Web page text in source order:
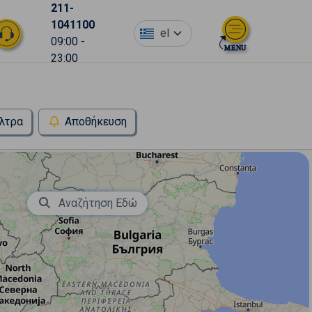
211-
1041100
09:00 -
23:00
el
Αποθήκευση
Αναζήτηση Εδώ